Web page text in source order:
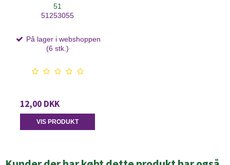
51
51253055
På lager i webshoppen
(6 stk.)
12,00 DKK
VIS PRODUKT